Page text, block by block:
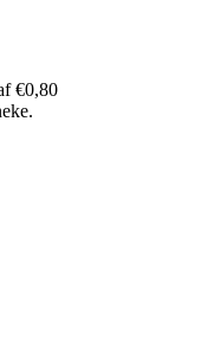
€0,80